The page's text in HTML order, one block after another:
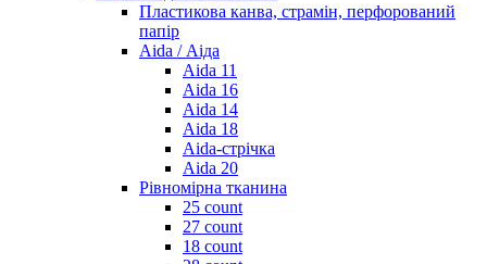
Пластикова канва, страмін, перфорований
папір
Aida / Аіда
Aida 11
Aida 16
Aida 14
Aida 18
Aida-стрічка
Aida 20
Рівномірна тканина
25 count
27 count
18 count